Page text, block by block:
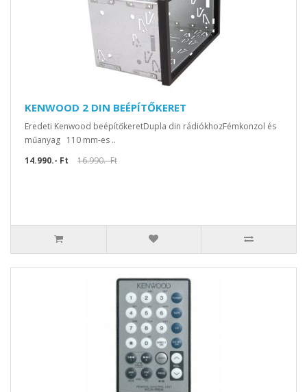
KENWOOD 2 DIN BEÉPÍTŐKERET
Eredeti Kenwood beépítőkeretDupla din rádiókhozFémkonzol és
műanyag 110 mm-es ..
14.990.- Ft
16.990.- Ft